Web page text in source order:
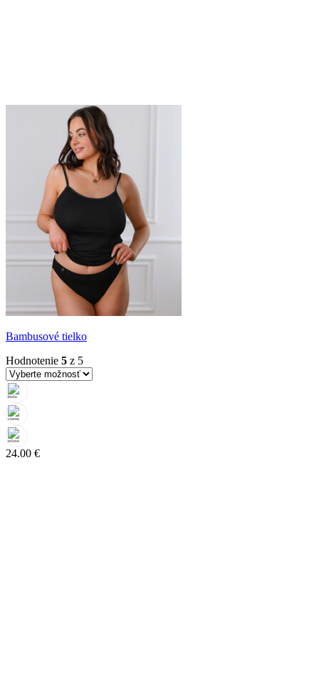
Bambusové tielko
Hodnotenie 5 z 5
24.00 €